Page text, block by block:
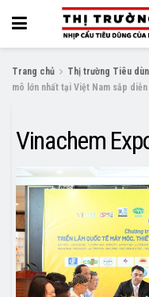
Trang chủ Thị trường Tiêu
mô lớn nhất tại Việt Nam sắp diễn
Vinachem